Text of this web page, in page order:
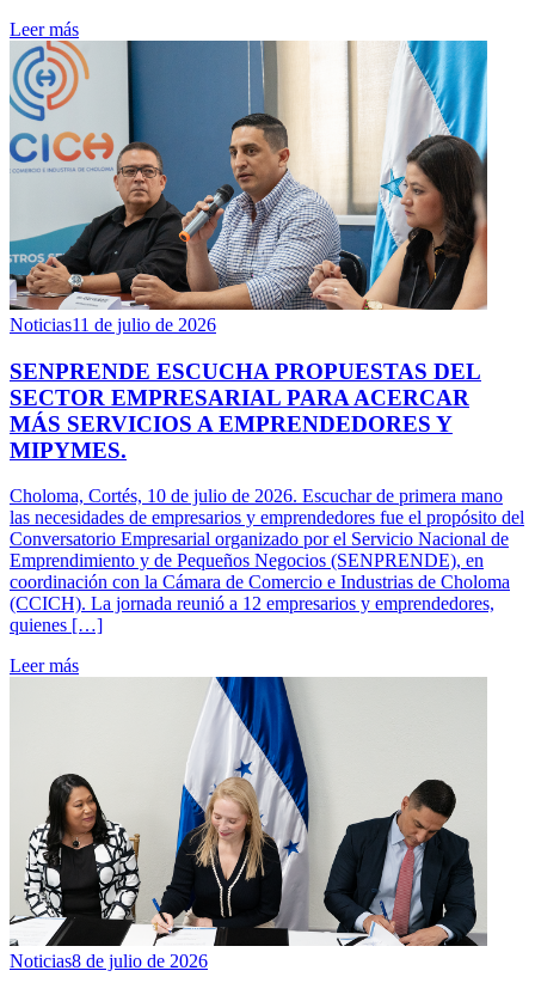
Leer más
Noticias11 de julio de 2026
SENPRENDE ESCUCHA PROPUESTAS DEL
SECTOR EMPRESARIAL PARA ACERCAR
MÁS SERVICIOS A EMPRENDEDORES Y
MIPYMES.
Choloma, Cortés, 10 de julio de 2026. Escuchar de primera mano
las necesidades de empresarios y emprendedores fue el propósito del
Conversatorio Empresarial organizado por el Servicio Nacional de
Emprendimiento y de Pequeños Negocios (SENPRENDE), en
coordinación con la Cámara de Comercio e Industrias de Choloma
(CCICH). La jornada reunió a 12 empresarios y emprendedores,
quienes […]
Leer más
Noticias8 de julio de 2026